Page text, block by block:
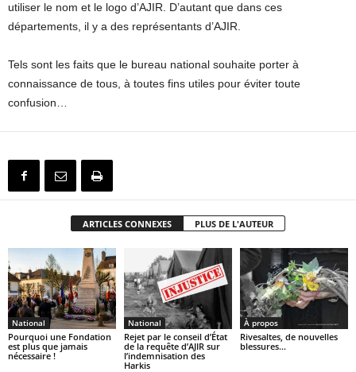
utiliser le nom et le logo d’AJIR. D’autant que dans ces
départements, il y a des représentants d’AJIR.
Tels sont les faits que le bureau national souhaite porter à
connaissance de tous, à toutes fins utiles pour éviter toute
confusion…
ARTICLES CONNEXES PLUS DE L'AUTEUR
National
Pourquoi une Fondation
est plus que jamais
nécessaire !
National
Rejet par le conseil d’État
de la requête d’AJIR sur
l’indemnisation des
Harkis
À propos
Rivesaltes, de nouvelles
blessures…